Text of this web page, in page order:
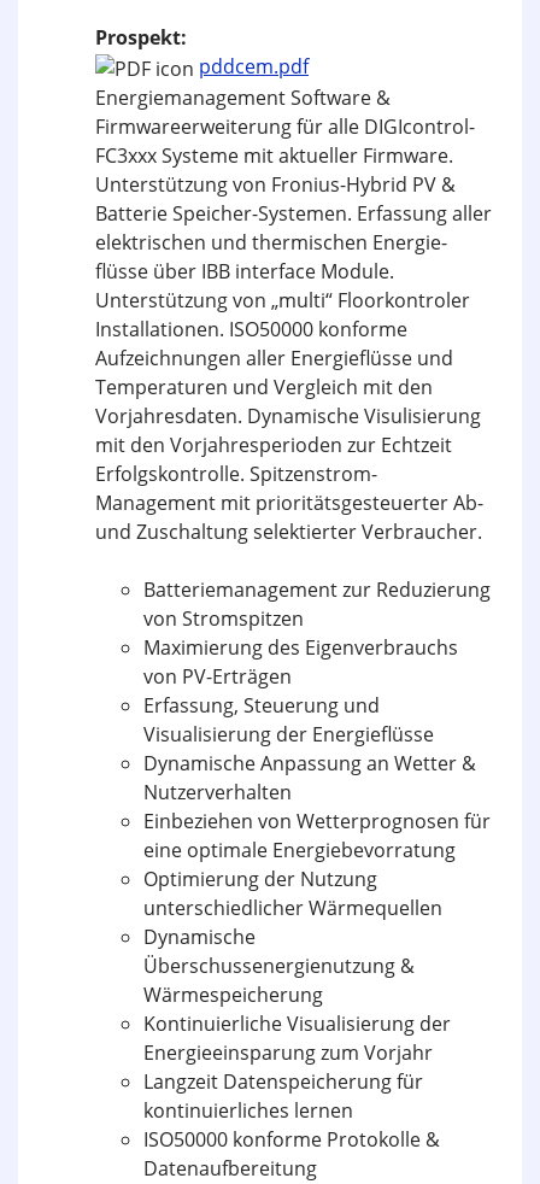
Prospekt:
pddcem.pdf
Energiemanagement Software &
Firmwareerweiterung für alle DIGIcontrol-
FC3xxx Systeme mit aktueller Firmware.
Unterstützung von Fronius-Hybrid PV &
Batterie Speicher-Systemen. Erfassung aller
elektrischen und thermischen Energie­
flüsse über IBB interface Module.
Unterstützung von „multi“ Floorkontroler
Installationen. ISO50000 konforme
Aufzeichnungen aller Energieflüsse und
Temperaturen und Vergleich mit den
Vorjahresdaten. Dynamische Visulisierung
mit den Vorjahresperioden zur Echtzeit
Erfolgskontrolle. Spitzenstrom-
Management mit prioritätsgesteuerter Ab-
und Zuschaltung selektierter Verbraucher.
Batteriemanagement zur Reduzierung
von Stromspitzen
Maximierung des Eigenverbrauchs
von PV-Erträgen
Erfassung, Steuerung und
Visualisierung der Energieflüsse
Dynamische Anpassung an Wetter &
Nutzerverhalten
Einbeziehen von Wetterprognosen für
eine optimale Energiebevorratung
Optimierung der Nutzung
unterschiedlicher Wärmequellen
Dynamische
Überschussenergienutzung &
Wärmespeicherung
Kontinuierliche Visualisierung der
Energieeinsparung zum Vorjahr
Langzeit Datenspeicherung für
kontinuierliches lernen
ISO50000 konforme Protokolle &
Datenaufbereitung